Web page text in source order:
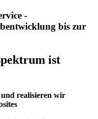
-
bis zur
ist
realisieren wir